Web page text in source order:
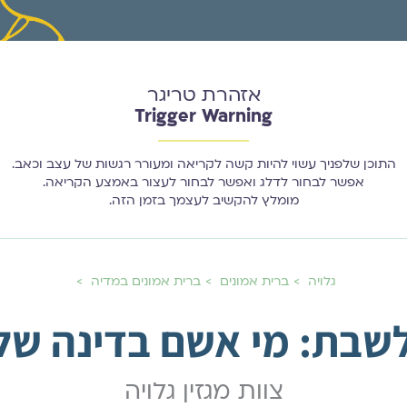
אזהרת טריגר
Trigger Warning
התוכן שלפניך עשוי להיות קשה לקריאה ומעורר רגשות של עצב וכאב.
אפשר לבחור לדלג ואפשר לבחור לעצור באמצע הקריאה.
מומלץ להקשיב לעצמך בזמן הזה.
גלויה ברית אמונים ברית אמונים במדיה
מי אשם בדינה
צוות מגזין גלויה